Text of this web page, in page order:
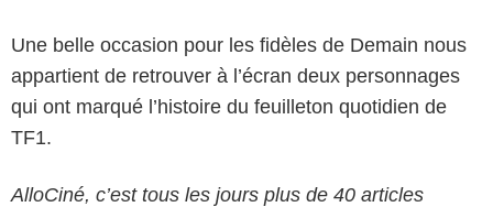
Une belle occasion pour les fidèles de Demain nous
appartient de retrouver à l’écran deux personnages
qui ont marqué l’histoire du feuilleton quotidien de
TF1.
AlloCiné, c’est tous les jours plus de 40 articles